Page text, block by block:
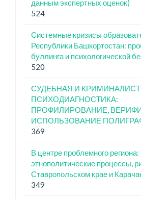
данным экспертных оценок)
524
Системные кризисы
Республики Башкортостан:
буллинга и психологической
520
СУДЕБНАЯ И
ПСИХОДИАГНОСТИКА:
ПРОФИЛИРОВАНИЕ,
ИСПОЛЬЗОВАНИЕ
369
В центре проблемного региона:
этнополитические процессы,
Ставропольском крае и
349